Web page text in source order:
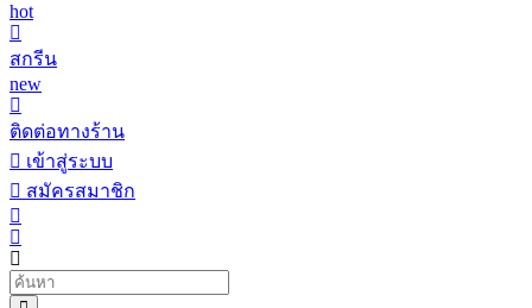
hot
สกรีน
new
ติดต่อทางร้าน
เข้าสู่ระบบ
สมัครสมาชิก